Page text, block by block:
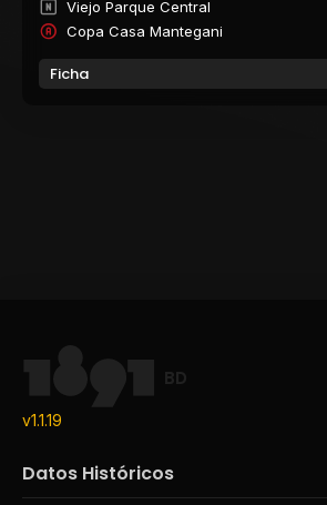
Viejo Parque Central
Copa Casa Mantegani
Ficha
BD
v1.1.19
Datos Históricos